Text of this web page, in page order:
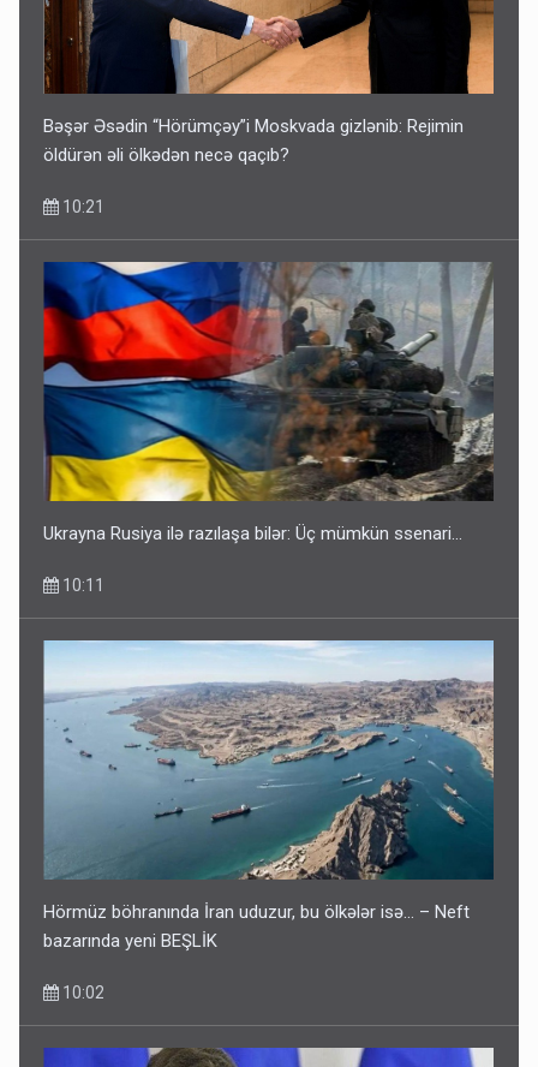
Bəşər Əsədin “Hörümçəy”i Moskvada gizlənib: Rejimin
öldürən əli ölkədən necə qaçıb?
10:21
Ukrayna Rusiya ilə razılaşa bilər: Üç mümkün ssenari...
10:11
Hörmüz böhranında İran uduzur, bu ölkələr isə... – Neft
bazarında yeni BEŞLİK
10:02